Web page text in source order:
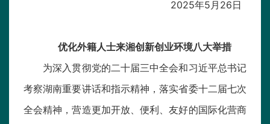
2025年5月26日
优化外籍人士来湘创新创业环境八大举措
为深入贯彻党的二十届三中全会和习近平总书记
考察湖南重要讲话和指示精神，落实省委十二届七次
全会精神，营造更加开放、便利、友好的国际化营商